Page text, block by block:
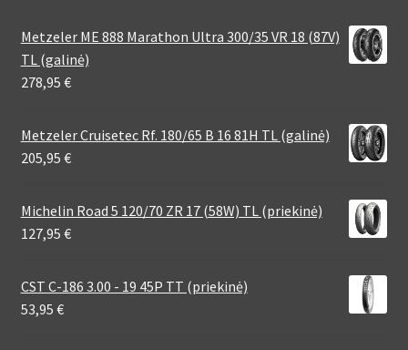
Metzeler ME 888 Marathon Ultra 300/35 VR 18 (87V)
TL (galinė)
278,95 €
Metzeler Cruisetec Rf. 180/65 B 16 81H TL (galinė)
205,95 €
Michelin Road 5 120/70 ZR 17 (58W) TL (priekinė)
127,95 €
CST C-186 3.00 - 19 45P TT (priekinė)
53,95 €